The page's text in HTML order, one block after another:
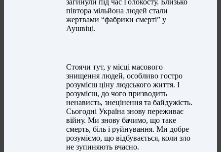
загинули під час Голокосту. Близько
півтора мільйона людей стали
жертвами “фабрики смерті” у
Аушвіці.
Стоячи тут, у місці масового
знищення людей, особливо гостро
розумієш ціну людського життя. І
розумієш, до чого призводить
ненависть, знецінення та байдужість.
Сьогодні Україна знову переживає
війну. Ми знову бачимо, що таке
смерть, біль і руйнування. Ми добре
розуміємо, що відбувається, коли зло
не зупиняють вчасно.